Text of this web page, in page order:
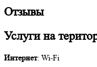
Отзывы
Услуги на
Интернет: Wi-Fi